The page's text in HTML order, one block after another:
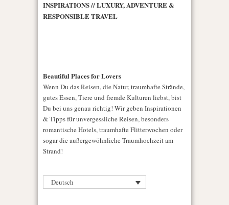
INSPIRATIONS // LUXURY, ADVENTURE &
RESPONSIBLE TRAVEL
Beautiful Places for Lovers
Wenn Du das Reisen, die Natur, traumhafte Strände,
gutes Essen, Tiere und fremde Kulturen liebst, bist
Du bei uns genau richtig! Wir geben Inspirationen
& Tipps für unvergessliche Reisen, besonders
romantische Hotels, traumhafte Flitterwochen oder
sogar die außergewöhnliche Traumhochzeit am
Strand!
Deutsch